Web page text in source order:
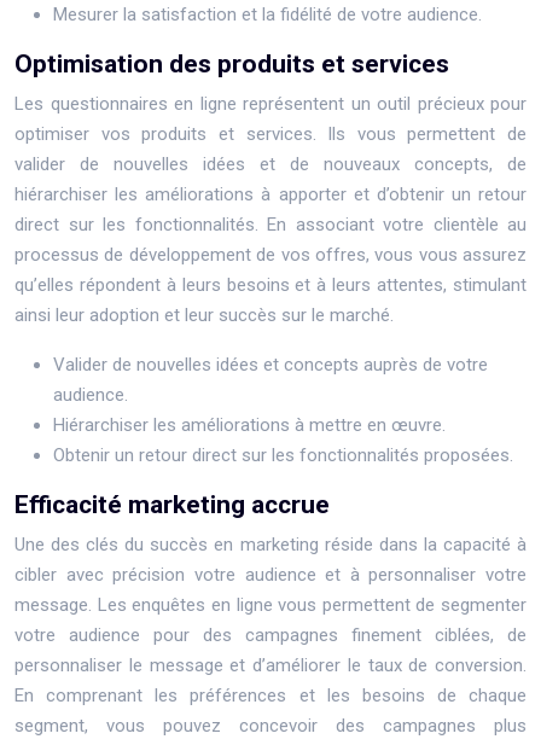
Mesurer la satisfaction et la fidélité de votre audience.
Optimisation des produits et services
Les questionnaires en ligne représentent un outil précieux pour
optimiser vos produits et services. Ils vous permettent de
valider de nouvelles idées et de nouveaux concepts, de
hiérarchiser les améliorations à apporter et d’obtenir un retour
direct sur les fonctionnalités. En associant votre clientèle au
processus de développement de vos offres, vous vous assurez
qu’elles répondent à leurs besoins et à leurs attentes, stimulant
ainsi leur adoption et leur succès sur le marché.
Valider de nouvelles idées et concepts auprès de votre
audience.
Hiérarchiser les améliorations à mettre en œuvre.
Obtenir un retour direct sur les fonctionnalités proposées.
Efficacité marketing accrue
Une des clés du succès en marketing réside dans la capacité à
cibler avec précision votre audience et à personnaliser votre
message. Les enquêtes en ligne vous permettent de segmenter
votre audience pour des campagnes finement ciblées, de
personnaliser le message et d’améliorer le taux de conversion.
En comprenant les préférences et les besoins de chaque
segment, vous pouvez concevoir des campagnes plus